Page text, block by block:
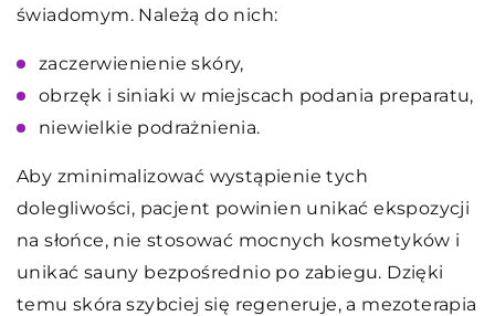
świadomym. Należą do nich:
zaczerwienienie skóry,
obrzęk i siniaki w miejscach podania preparatu,
niewielkie podrażnienia.
Aby zminimalizować wystąpienie tych
dolegliwości, pacjent powinien unikać ekspozycji
na słońce, nie stosować mocnych kosmetyków i
unikać sauny bezpośrednio po zabiegu. Dzięki
temu skóra szybciej się regeneruje, a mezoterapia